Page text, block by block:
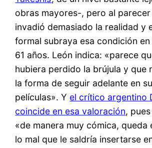
obras mayores-, pero al parecer
invadió demasiado la realidad y
formal subraya esa condición
61 años. León indica: «parece
hubiera perdido la brújula y que
la forma de seguir adelante en
películas». Y el crítico argentino
coincide en esa valoración,
«de manera muy cómica, queda
lo mal que le saldría insertarse